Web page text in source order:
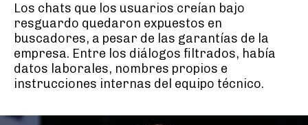
Los chats que los usuarios creían bajo
resguardo quedaron expuestos en
buscadores, a pesar de las garantías de la
empresa. Entre los diálogos filtrados, había
datos laborales, nombres propios e
instrucciones internas del equipo técnico.